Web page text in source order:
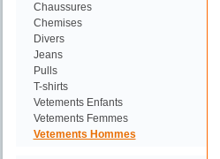
Chaussures
Chemises
Divers
Jeans
Pulls
T-shirts
Vetements Enfants
Vetements Femmes
Vetements Hommes